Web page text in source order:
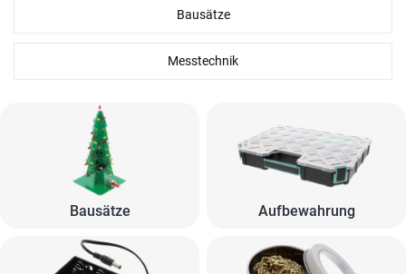
Bausätze
Messtechnik
Bausätze Aufbewahrung